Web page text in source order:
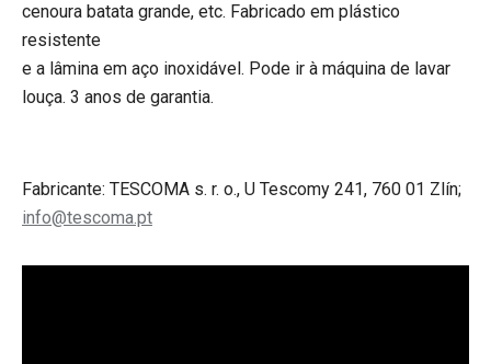
cenoura batata grande, etc. Fabricado em plástico
resistente
e a lâmina em aço inoxidável. Pode ir à máquina de lavar
louça. 3 anos de garantia.
Fabricante: TESCOMA s. r. o., U Tescomy 241, 760 01 Zlín;
info@tescoma.pt